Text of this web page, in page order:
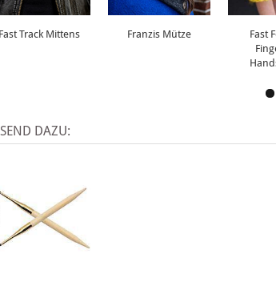
Track Mittens Franzis Mütze
Fast
DAZU: